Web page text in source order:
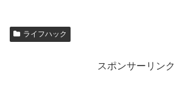
ライフハック
スポンサーリンク